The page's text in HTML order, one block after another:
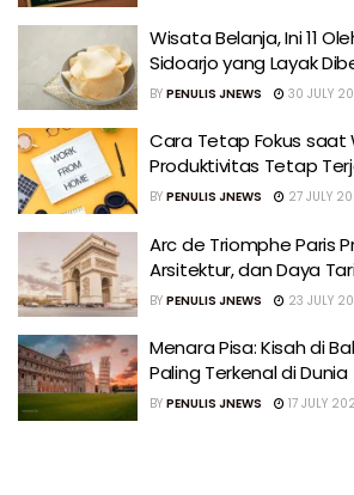
Wisata Belanja, Ini 11
Sidoarjo yang Layak
BY PENULIS JNEWS 30 JULY
Cara Tetap Fokus saat
Produktivitas Tetap
BY PENULIS JNEWS 27 JULY
Arc de Triomphe Paris
Arsitektur, dan Daya
BY PENULIS JNEWS 23 JULY
Menara Pisa: Kisah di
Paling Terkenal di Dunia
BY PENULIS JNEWS 17 JULY